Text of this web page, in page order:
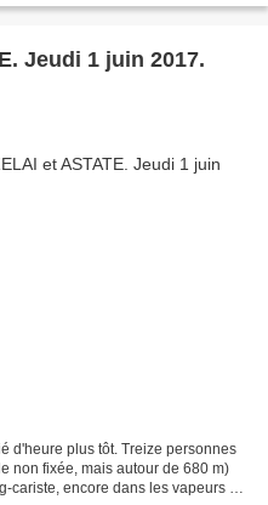
Jeudi 1 juin 2017.
d'heure plus tôt. Treize personnes
non fixée, mais autour de 680 m)
encore dans les vapeurs de